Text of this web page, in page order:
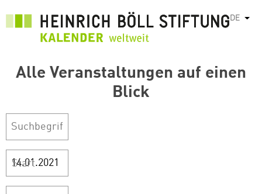
DE
Alle Veranstaltungen auf einen
Blick
Start